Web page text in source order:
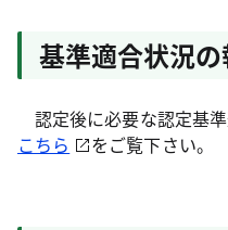
基準適合状況
認定後に必要な認定基
こちら
をご覧下さい。